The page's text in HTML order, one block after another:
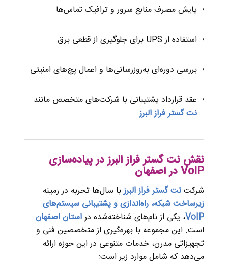
پایش مصرف منابع سرور و ترافیک تماس‌ها
استفاده از UPS برای جلوگیری از قطعی برق
بررسی دوره‌ای به‌روزرسانی‌ها و اعمال پچ‌های امنیتی
عقد قرارداد پشتیبانی با شرکت‌های متخصص مانند
نت گستر فراز البرز
نقش نت گستر فراز البرز در پیاده‌سازی
VoIP در اصفهان
شرکتنت گستر فراز البرزبا سال‌ها تجربه در زمینه
زیرساخت شبکه، راه‌اندازی و پشتیبانی سیستم‌های
VoIP، یکی از نام‌های شناخته‌شده دراستان اصفهان
است. این مجموعه با بهره‌گیری از متخصصین فنی و
تجهیزاتی مدرن، خدمات متنوعی در این حوزه ارائه
می‌دهد که شامل موارد زیر است: